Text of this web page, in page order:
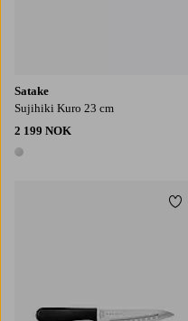
Satake
Sujihiki Kuro 23 cm
2 199 NOK
1 farge